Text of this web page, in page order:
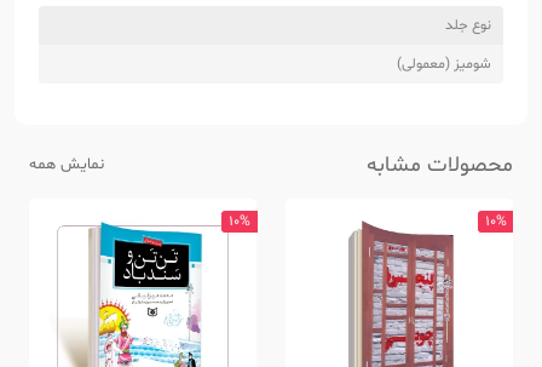
نوع جلد
شومیز (معمولی)
محصولات مشابه نمایش همه
10%
10%